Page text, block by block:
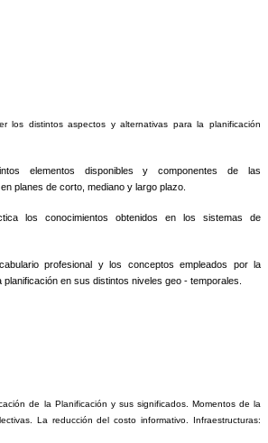
los distintos aspectos y alternativas para la planificación
elementos disponibles y componentes de las
planes de corto, mediano y largo plazo.
los conocimientos obtenidos en los sistemas de
profesional y los conceptos empleados por la
en sus distintos niveles geo - temporales.
de la Planificación y sus significados. Momentos de la
La reducción del costo informativo. Infraestructuras: